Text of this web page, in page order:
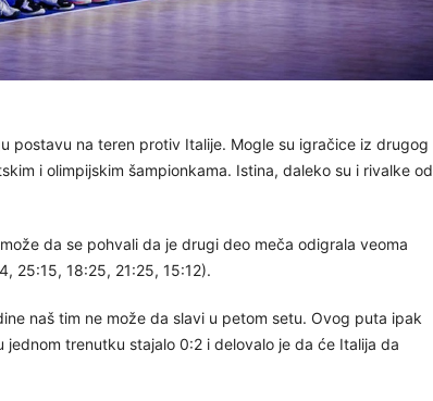
postavu na teren protiv Italije. Mogle su igračice iz drugog
i olimpijskim šampionkama. Istina, daleko su i rivalke od
da se pohvali da je drugi deo meča odigrala veoma
25:15, 18:25, 21:25, 15:12).
naš tim ne može da slavi u petom setu. Ovog puta ipak
trenutku stajalo 0:2 i delovalo je da će Italija da